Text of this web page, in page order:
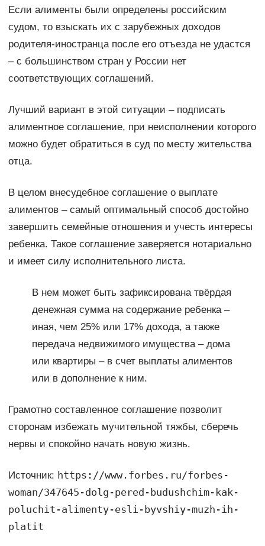
Если алименты были определены российским
судом, то взыскать их с зарубежных доходов
родителя-иностранца после его отъезда не удастся
– с большинством стран у России нет
соответствующих соглашений.
Лучший вариант в этой ситуации – подписать
алиментное соглашение, при неисполнении которого
можно будет обратиться в суд по месту жительства
отца.
В целом внесудебное соглашение о выплате
алиментов – самый оптимальный способ достойно
завершить семейные отношения и учесть интересы
ребенка. Такое соглашение заверяется нотариально
и имеет силу исполнительного листа.
В нем может быть зафиксирована твёрдая
денежная сумма на содержание ребенка –
иная, чем 25% или 17% дохода, а также
передача недвижимого имущества – дома
или квартиры – в счет выплаты алиментов
или в дополнение к ним.
Грамотно составленное соглашение позволит
сторонам избежать мучительной тяжбы, сберечь
нервы и спокойно начать новую жизнь.
Источник: https://www.forbes.ru/forbes-
woman/347645-dolg-pered-budushchim-kak-
poluchit-alimenty-esli-byvshiy-muzh-ih-
platit